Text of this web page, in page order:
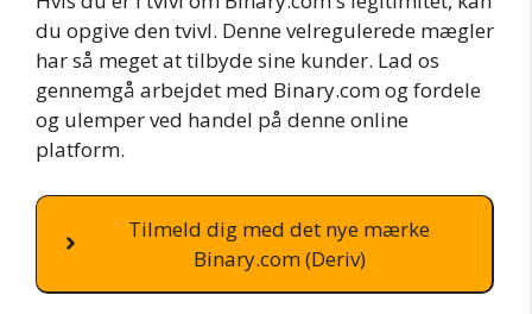
du opgive den tvivl. Denne velregulerede mægler
har så meget at tilbyde sine kunder. Lad os
gennemgå arbejdet med Binary.com og fordele
og ulemper ved handel på denne online
platform.
Tilmeld dig med det nye mærke
Binary.com (Deriv)